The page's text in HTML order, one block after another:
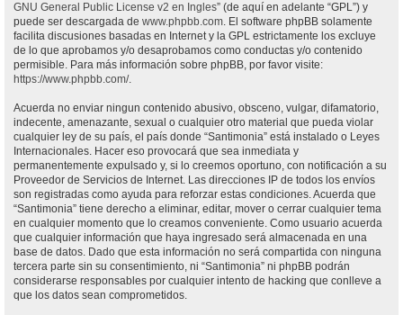
GNU General Public License v2 en Ingles” (de aquí en adelante “GPL”) y
puede ser descargada de www.phpbb.com. El software phpBB solamente
facilita discusiones basadas en Internet y la GPL estrictamente los excluye
de lo que aprobamos y/o desaprobamos como conductas y/o contenido
permisible. Para más información sobre phpBB, por favor visite:
https://www.phpbb.com/.
Acuerda no enviar ningun contenido abusivo, obsceno, vulgar, difamatorio,
indecente, amenazante, sexual o cualquier otro material que pueda violar
cualquier ley de su país, el país donde “Santimonia” está instalado o Leyes
Internacionales. Hacer eso provocará que sea inmediata y
permanentemente expulsado y, si lo creemos oportuno, con notificación a su
Proveedor de Servicios de Internet. Las direcciones IP de todos los envíos
son registradas como ayuda para reforzar estas condiciones. Acuerda que
“Santimonia” tiene derecho a eliminar, editar, mover o cerrar cualquier tema
en cualquier momento que lo creamos conveniente. Como usuario acuerda
que cualquier información que haya ingresado será almacenada en una
base de datos. Dado que esta información no será compartida con ninguna
tercera parte sin su consentimiento, ni “Santimonia” ni phpBB podrán
considerarse responsables por cualquier intento de hacking que conlleve a
que los datos sean comprometidos.